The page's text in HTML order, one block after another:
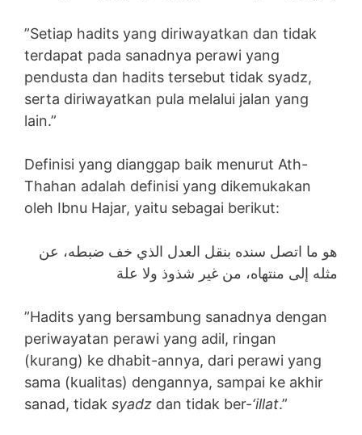
”Setiap hadits yang diriwayatkan dan tidak
terdapat pada sanadnya perawi yang
pendusta dan hadits tersebut tidak syadz,
serta diriwayatkan pula melalui jalan yang
lain.”
Definisi yang dianggap baik menurut Ath-
Thahan adalah definisi yang dikemukakan
oleh Ibnu Hajar, yaitu sebagai berikut:
هو ما اتصل سنده بنقل العدل الذي خف ضبطه، عن
مثله إلى منتهاه، من غير شذوذ ولا علة
”Hadits yang bersambung sanadnya dengan
periwayatan perawi yang adil, ringan
(kurang) ke dhabit-annya, dari perawi yang
sama (kualitas) dengannya, sampai ke akhir
sanad, tidak syadz dan tidak ber-‘illat.”